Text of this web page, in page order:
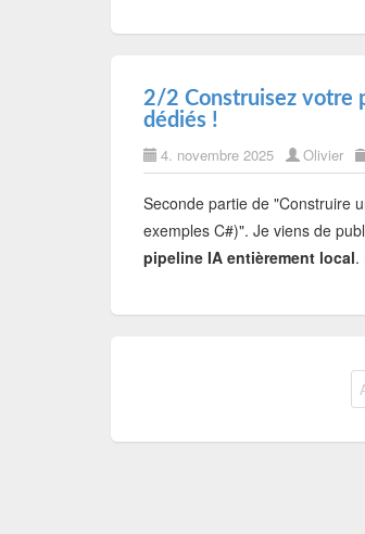
2/2 Construisez votre
dédiés !
4. novembre 2025 Olivier
Seconde partie de "Construire
exemples C#)". Je viens de
pipeline IA entièrement local.